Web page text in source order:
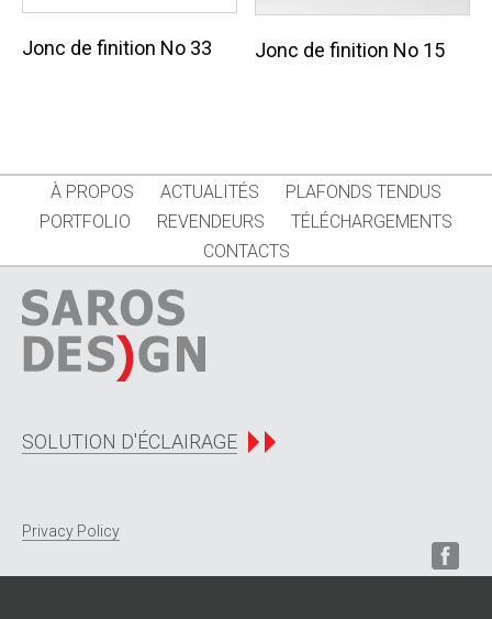
Jonc de finition No 33 Jonc de finition No 15
À PROPOS ACTUALITÉS
PLAFONDS TENDUS
PORTFOLIO
REVENDEURS
TÉLÉCHARGEMENTS
CONTACTS
SOLUTION D'ÉCLAIRAGE
Privacy Policy